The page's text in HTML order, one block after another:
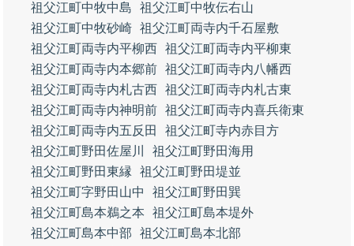
祖父江町中牧中島
祖父江町中牧伝右山
祖父江町中牧砂崎 祖父江町両寺内千石屋敷
祖父江町両寺内平柳西 祖父江町両寺内平柳東
祖父江町両寺内本郷前 祖父江町両寺内八幡西
祖父江町両寺内札古西 祖父江町両寺内札古東
祖父江町両寺内神明前 祖父江町両寺内喜兵衛東
祖父江町両寺内五反田
祖父江町寺内赤目方
祖父江町野田佐屋川
祖父江町野田海用
祖父江町野田東縁
祖父江町野田堤並
祖父江町字野田山中
祖父江町野田巽
祖父江町島本鵜之本
祖父江町島本堤外
祖父江町島本中部
祖父江町島本北部